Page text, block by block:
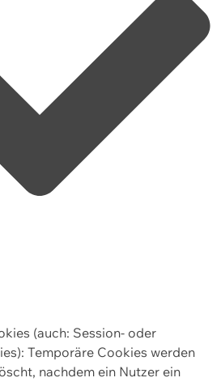
(auch: Session- oder
Temporäre Cookies werden
nachdem ein Nutzer ein